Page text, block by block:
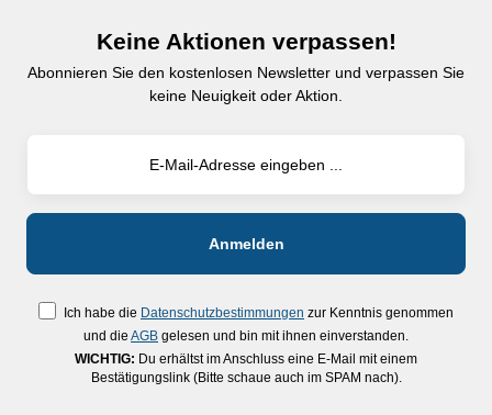
Keine Aktionen verpassen!
Abonnieren Sie den kostenlosen Newsletter und verpassen Sie
keine Neuigkeit oder Aktion.
Ich habe die Datenschutzbestimmungen zur Kenntnis genommen
und die AGB gelesen und bin mit ihnen einverstanden.
WICHTIG: Du erhältst im Anschluss eine E-Mail mit einem
Bestätigungslink (Bitte schaue auch im SPAM nach).